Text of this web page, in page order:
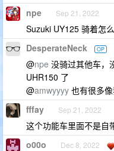
npe Sep 21, 2022
Suzuki UY125 骑着怎么
DesperateNeck OP
@npe 没骑过其他车，
UHR150 了
@amwyyyy 也有很多
fffay Sep 21, 2022
这个功能车里面不是自
o00o Dec 8, 2022